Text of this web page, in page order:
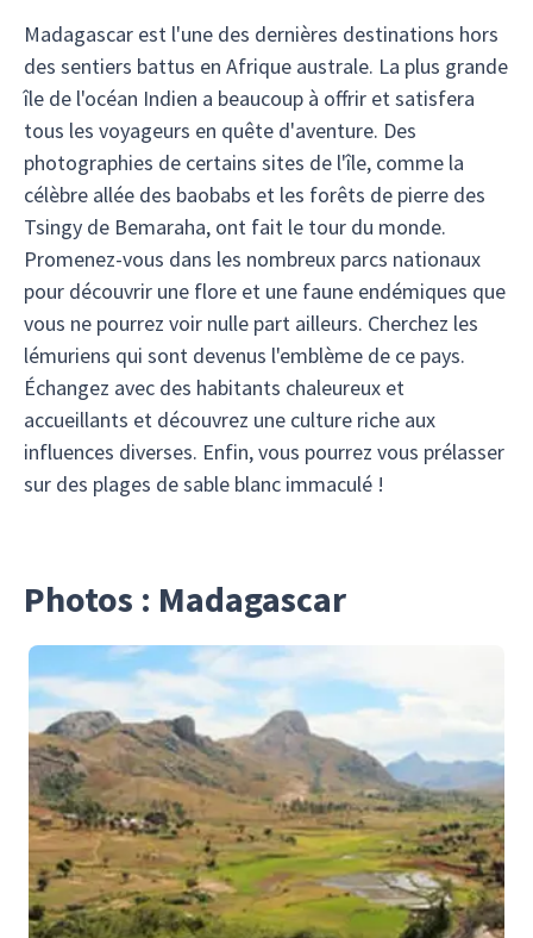
Madagascar est l'une des dernières destinations hors
des sentiers battus en Afrique australe. La plus grande
île de l'océan Indien a beaucoup à offrir et satisfera
tous les voyageurs en quête d'aventure. Des
photographies de certains sites de l'île, comme la
célèbre allée des baobabs et les forêts de pierre des
Tsingy de Bemaraha, ont fait le tour du monde.
Promenez-vous dans les nombreux parcs nationaux
pour découvrir une flore et une faune endémiques que
vous ne pourrez voir nulle part ailleurs. Cherchez les
lémuriens qui sont devenus l'emblème de ce pays.
Échangez avec des habitants chaleureux et
accueillants et découvrez une culture riche aux
influences diverses. Enfin, vous pourrez vous prélasser
sur des plages de sable blanc immaculé !
Photos : Madagascar